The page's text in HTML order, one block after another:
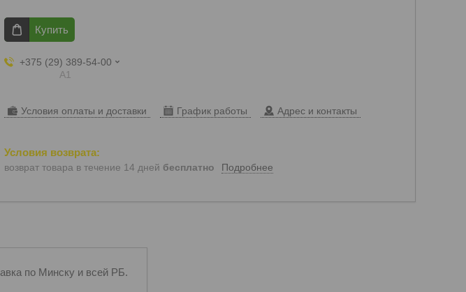
Купить
+375 (29) 389-54-00
А1
Условия оплаты и доставки График работы Адрес и контакты
возврат товара в течение 14 дней бесплатно Подробнее
по Минску и всей РБ.